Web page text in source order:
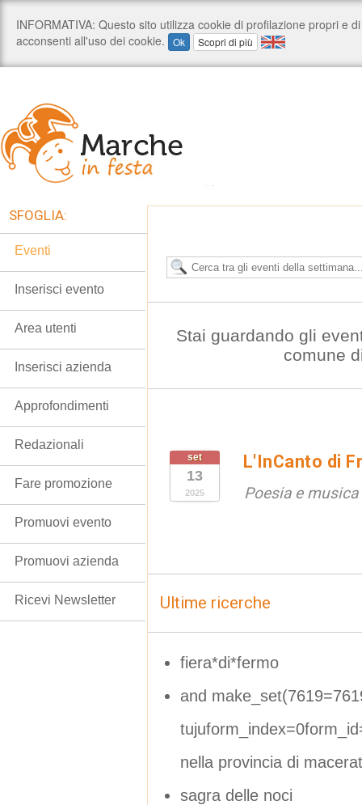
Stai guardando gli
comune
set
13
2025
L'InCanto di
Poesia e
Ultime ricerche
fiera*di*fermo
and
nella provincia di
sagra delle noci
SFOGLIA:
Eventi
Inserisci evento
Area utenti
Inserisci azienda
Approfondimenti
Redazionali
Fare promozione
Promuovi evento
Promuovi azienda
Ricevi Newsletter